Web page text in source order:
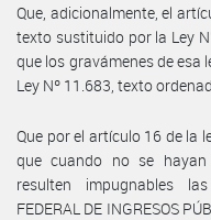
Que, adicionalmente, el
texto sustituido por la Ley
que los gravámenes de esa
Ley Nº 11.683, texto
Que por el artículo 16 de la
que cuando no se hayan
resulten impugnables
FEDERAL DE INGRESOS